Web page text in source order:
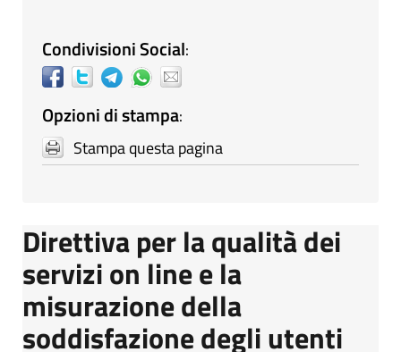
Condivisioni Social:
Opzioni di stampa:
Stampa questa pagina
Direttiva per la qualità dei
servizi on line e la
misurazione della
soddisfazione degli utenti